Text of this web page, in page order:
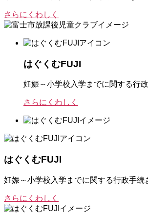
さらにくわしく
はぐくむFUJI
妊娠～小学校入学までに関する行
さらにくわしく
はぐくむFUJI
妊娠～小学校入学までに関する行政手続
さらにくわしく